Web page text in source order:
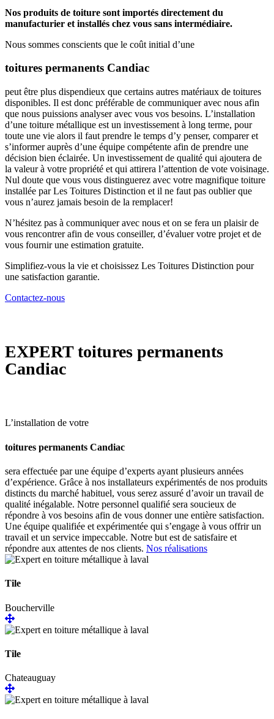
Nos produits de toiture sont importés directement du
manufacturier et installés chez vous sans intermédiaire.
Nous sommes conscients que le coût initial d’une
toitures permanents Candiac
peut être plus dispendieux que certains autres matériaux de toitures
disponibles. Il est donc préférable de communiquer avec nous afin
que nous puissions analyser avec vous vos besoins. L’installation
d’une toiture métallique est un investissement à long terme, pour
toute une vie alors il faut prendre le temps d’y penser, comparer et
s’informer auprès d’une équipe compétente afin de prendre une
décision bien éclairée. Un investissement de qualité qui ajoutera de
la valeur à votre propriété et qui attirera l’attention de vote voisinage.
Nul doute que vous vous distinguerez avec votre magnifique toiture
installée par Les Toitures Distinction et il ne faut pas oublier que
vous n’aurez jamais besoin de la remplacer!
N’hésitez pas à communiquer avec nous et on se fera un plaisir de
vous rencontrer afin de vous conseiller, d’évaluer votre projet et de
vous fournir une estimation gratuite.
Simplifiez-vous la vie et choisissez Les Toitures Distinction pour
une satisfaction garantie.
Contactez-nous
EXPERTtoitures permanents
Candiac
L’installation de votre
toitures permanents Candiac
sera effectuée par une équipe d’experts ayant plusieurs années
d’expérience. Grâce à nos installateurs expérimentés de nos produits
distincts du marché habituel, vous serez assuré d’avoir un travail de
qualité inégalable. Notre personnel qualifié sera soucieux de
répondre à vos besoins afin de vous donner une entière satisfaction.
Une équipe qualifiée et expérimentée qui s’engage à vous offrir un
travail et un service impeccable. Notre but est de satisfaire et
répondre aux attentes de nos clients. Nos réalisations
Tile
Boucherville
Tile
Chateauguay